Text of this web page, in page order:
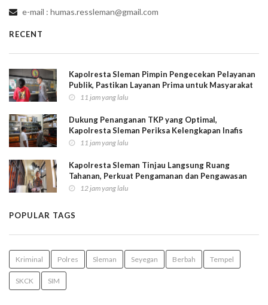
e-mail : humas.ressleman@gmail.com
RECENT
Kapolresta Sleman Pimpin Pengecekan Pelayanan
Publik, Pastikan Layanan Prima untuk Masyarakat
11 jam yang lalu
Dukung Penanganan TKP yang Optimal,
Kapolresta Sleman Periksa Kelengkapan Inafis
11 jam yang lalu
Kapolresta Sleman Tinjau Langsung Ruang
Tahanan, Perkuat Pengamanan dan Pengawasan
12 jam yang lalu
POPULAR TAGS
Kriminal Polres Sleman Seyegan Berbah Tempel
SKCK SIM